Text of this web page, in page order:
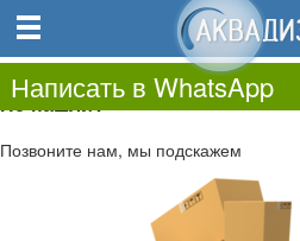
0.00
0
Не нашли?
Позвоните нам, мы подскажем
Написать в WhatsApp